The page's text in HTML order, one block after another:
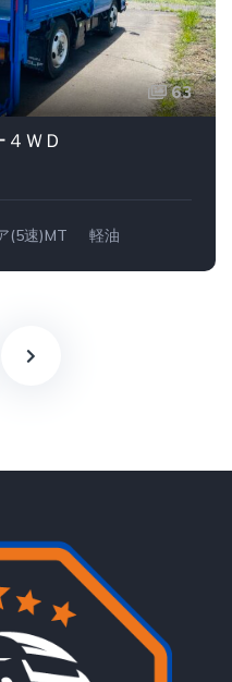
63
ＷＤ
(5速)MT 軽油